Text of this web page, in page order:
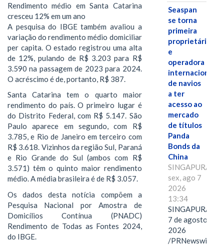
Rendimento médio em Santa Catarina
cresceu 12% em um ano
A pesquisa do IBGE também avaliou a
variação do rendimento médio domiciliar
per capita. O estado registrou uma alta
de 12%, pulando de R$ 3.203 para R$
3.590 na passagem de 2023 para 2024.
O acréscimo é de, portanto, R$ 387.
Santa Catarina tem o quarto maior
rendimento do país. O primeiro lugar é
do Distrito Federal, com R$ 5.147. São
Paulo aparece em segundo, com R$
3.785, e Rio de Janeiro em terceiro com
R$ 3.618. Vizinhos da região Sul, Paraná
e Rio Grande do Sul (ambos com R$
3.571) têm o quinto maior rendimento
médio. A média brasileira é de R$ 3.057.
Os dados desta notícia compõem a
Pesquisa Nacional por Amostra de
Domicílios Contínua (PNADC)
Rendimento de Todas as Fontes 2024,
do IBGE.
Seaspan
se torna
primeira
proprietária
e
operadora
internacional
de navios
a ter
acesso ao
mercado
de títulos
Panda
Bonds da
China
SINGAPURA,
sex, ago 7
2026
13:34
SINGAPURA,
7 de agosto de
2026
/PRNewswire/